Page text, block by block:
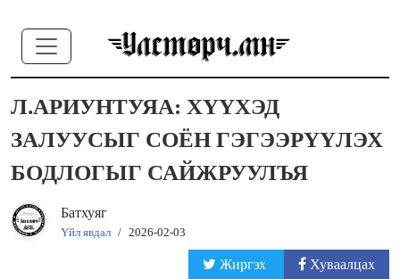
Л.АРИУНТУЯА: ХҮҮХЭД
ЗАЛУУСЫГ СОЁН ГЭГЭЭРҮҮЛЭХ
БОДЛОГЫГ САЙЖРУУЛЪЯ
Батхуяг
Үйл явдал / 2026-02-03
Жиргэх Хуваалцах